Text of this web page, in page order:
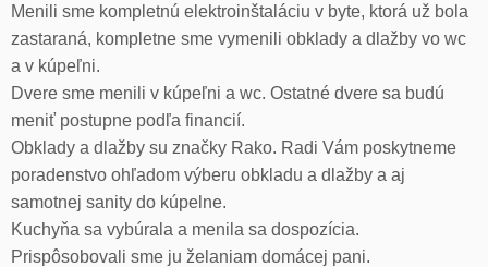
Menili sme kompletnú elektroinštaláciu v byte, ktorá už bola
zastaraná, kompletne sme vymenili obklady a dlažby vo wc
a v kúpeľni.
Dvere sme menili v kúpeľni a wc. Ostatné dvere sa budú
meniť postupne podľa financií.
Obklady a dlažby su značky Rako. Radi Vám poskytneme
poradenstvo ohľadom výberu obkladu a dlažby a aj
samotnej sanity do kúpelne.
Kuchyňa sa vybúrala a menila sa dospozícia.
Prispôsobovali sme ju želaniam domácej pani.